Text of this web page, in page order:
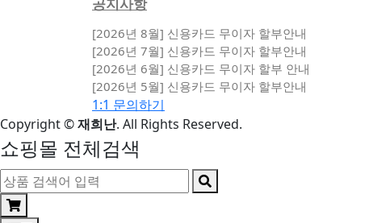
[2026년 8월] 신용카드 무이자 할부안내
[2026년 7월] 신용카드 무이자 할부안내
[2026년 6월] 신용카드 무이자 할부 안내
[2026년 5월] 신용카드 무이자 할부안내
1:1 문의하기
Copyright©재희난. All Rights Reserved.
쇼핑몰 전체검색